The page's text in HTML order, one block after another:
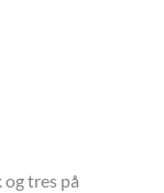
tres på